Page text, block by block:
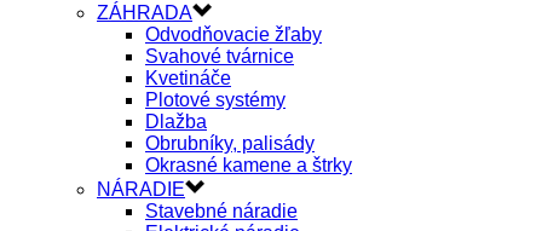
ZÁHRADA
Odvodňovacie žľaby
Svahové tvárnice
Kvetináče
Plotové systémy
Dlažba
Obrubníky, palisády
Okrasné kamene a štrky
NÁRADIE
Stavebné náradie